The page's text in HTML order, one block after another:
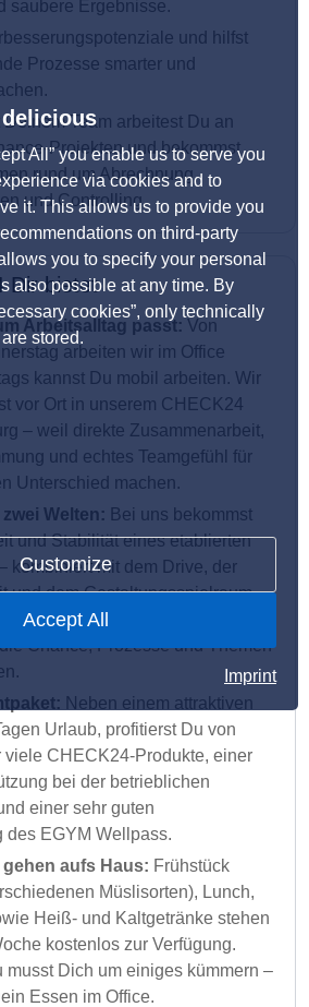
All” you enable us to serve you
via cookies and to
it. This allows us to provide you
on third-party
you to specify your personal
also possible at any time. By
cookies”, only technically
stored.
Customize
Accept All
Imprint
saubere Ergebnisse.
und hilfst
Prozesse smarter und
Team arbeitest Du an
Projekten und bekommst
rund um Abrechnung,
und Controlling.
Dir bietet
Arbeitsalltag passt: Von
arbeiten wir im Office
kannst Du mobil arbeiten. Wir
vor Ort in unserem CHECK24
– weil direkte Zusammenarbeit,
und echtes Teamgefühl für
Unterschied machen.
Welten: Bei uns bekommst
und Stabilität eines etablierten
kombiniert mit dem Drive, der
und dem Gestaltungsspielraum
denken langfristig und geben
Chance, Prozesse und Themen
Neben einem attraktiven
Urlaub, profitierst Du von
viele CHECK24-Produkte, einer
bei der betrieblichen
einer sehr guten
des EGYM Wellpass.
aufs Haus: Frühstück
Müslisorten), Lunch,
Heiß- und Kaltgetränke stehen
kostenlos zur Verfügung.
musst Dich um einiges kümmern –
Essen im Office.